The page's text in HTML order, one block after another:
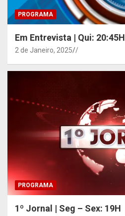
PROGRAMA
Em Entrevista | Qui: 20:45H
2 de Janeiro, 2025 /
PROGRAMA
1º Jornal | Seg – Sex: 19H